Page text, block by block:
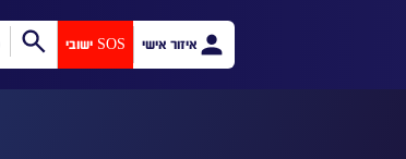
איזור אישי SOS ישובי